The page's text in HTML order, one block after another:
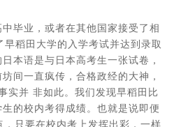
毕业，或者在其他国家接受了相
稻田大学的入学考试并达到录取
本语是与日本高考生一张试卷，
间一直疯传，合格政经的大神，
实并 非如此。我们发现早稻田比
的校内考得成绩。也就是说即便
只要在校内考上发挥出彩，一样